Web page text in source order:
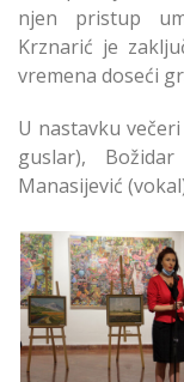
njen pristup
Krznarić je
vremena doseći
U nastavku
guslar),
Manasijević
U Susret
U Galeriji
Prikazana
Slika Nataše
na